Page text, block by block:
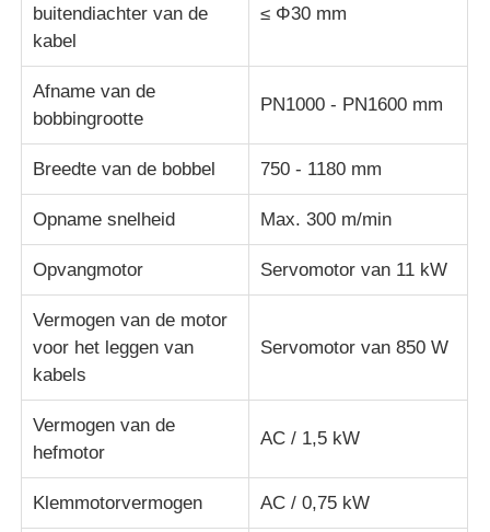
Paar draaiende machine
draad die machine legt
terugspoelen machine
afstand van machine
Kabelverpakkingsmachine
kabelspinmachine
buitendiachter van de
kabel
≤ Φ30 mm
Afname van de
bobbingrootte
PN1000 - PN1600 mm
Breedte van de bobbel 750 - 1180 mm
Opname snelheid Max. 300 m/min
Opvangmotor Servomotor van 11 kW
Vermogen van de motor
voor het leggen van
kabels
Servomotor van 850 W
Vermogen van de
hefmotor
AC / 1,5 kW
Klemmotorvermogen AC / 0,75 kW